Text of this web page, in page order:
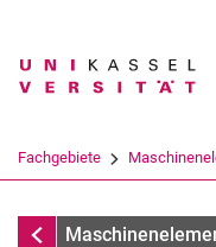
Suchbegriff
Fachgebiete
Fachgebiete